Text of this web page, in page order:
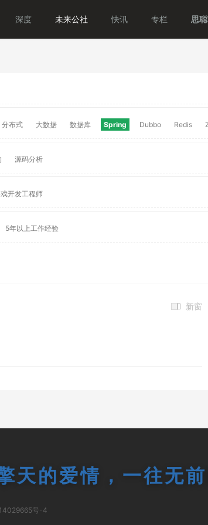
深度 未来公社 快讯 专栏 思
分布式 大数据 数据库 Spring Dubbo Redis
源码分析
开发工程师
5年以上工作经验
新窗
天的爱情，一往无
号-4